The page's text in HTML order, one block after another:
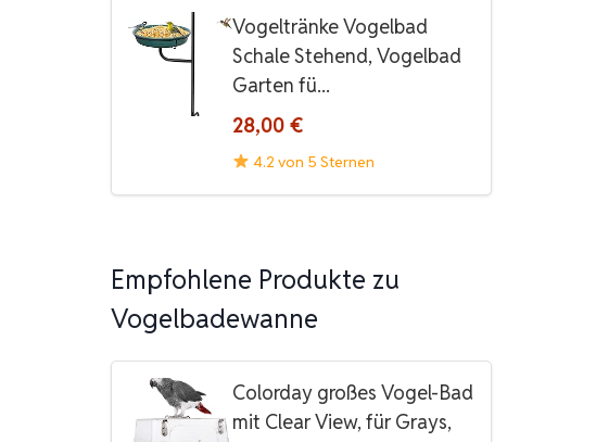
Vogeltränke Vogelbad
Schale Stehend, Vogelbad
Garten fü...
28,00 €
4.2 von 5 Sternen
Empfohlene Produkte zu
Vogelbadewanne
Colorday großes Vogel-Bad
mit Clear View, für Grays,